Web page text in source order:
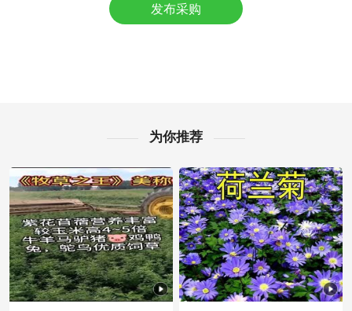
附近薛**老板35分钟前成功采购
附近江**老板25分钟前成功采购
附近严**老板7小时前询价供应商
附近徐**老板12小时前成功采购
附近程**老板20小时前询价供应商
附近钱**老板15小时前成功采购
附近贺**老板6小时前成功采购
发布采购
为你推荐